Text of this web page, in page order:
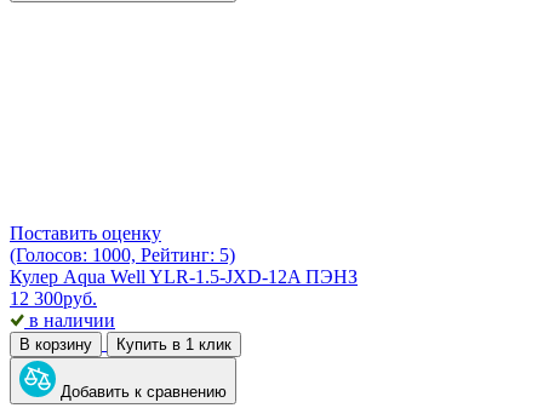
Поставить оценку
(Голосов: 1000, Рейтинг: 5)
Кулер Aqua Well YLR-1.5-JXD-12A ПЭНЗ
12 300руб.
в наличии
В корзину Купить в 1 клик
Добавить к сравнению